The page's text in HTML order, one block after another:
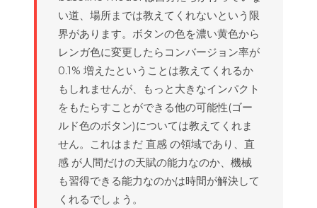
い道、場所までは教えてくれないという限
界があります。ボタンの色を濃い黄色から
レンガ色に変更したらコンバージョン率が
0.1% 増えたということは教えてくれるか
もしれませんが、もっと大きなインパクト
をもたらすことができる他の可能性(ゴー
ルド色のボタン)については教えてくれま
せん。これはまだ 直感 の領域であり、直
感 が人間だけの天賦の能力なのか、機械
も習得できる能力なのかは時間が解決して
くれるでしょう。